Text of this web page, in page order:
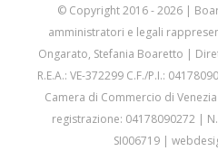
© Copyright 2016 -2026 |
amministratori e legali
Ongarato, Stefania Boaretto |
R.E.A.: VE-372299 C.F./P.I.:
Camera di Commercio di
registrazione: 04178090272 |
SI006719 |